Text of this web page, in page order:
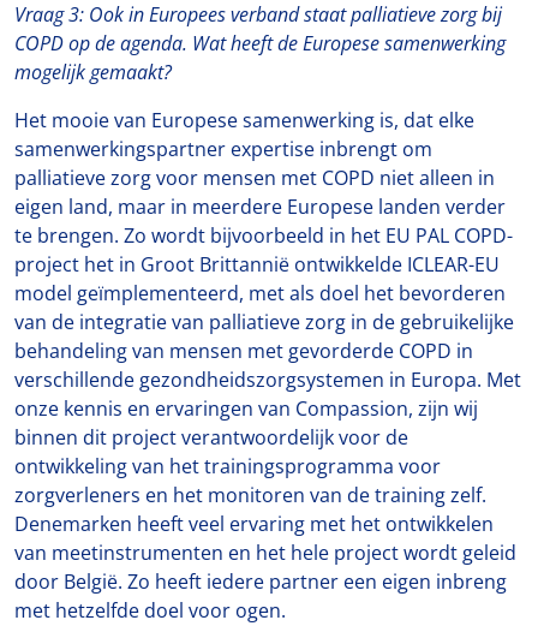
Vraag 3: Ook in Europees verband staat palliatieve zorg bij
COPD op de agenda. Wat heeft de Europese samenwerking
mogelijk gemaakt?
Het mooie van Europese samenwerking is, dat elke
samenwerkingspartner expertise inbrengt om
palliatieve zorg voor mensen met COPD niet alleen in
eigen land, maar in meerdere Europese landen verder
te brengen. Zo wordt bijvoorbeeld in het EU PAL COPD-
project het in Groot Brittannië ontwikkelde ICLEAR-EU
model geïmplementeerd, met als doel het bevorderen
van de integratie van palliatieve zorg in de gebruikelijke
behandeling van mensen met gevorderde COPD in
verschillende gezondheidszorgsystemen in Europa. Met
onze kennis en ervaringen van Compassion, zijn wij
binnen dit project verantwoordelijk voor de
ontwikkeling van het trainingsprogramma voor
zorgverleners en het monitoren van de training zelf.
Denemarken heeft veel ervaring met het ontwikkelen
van meetinstrumenten en het hele project wordt geleid
door België. Zo heeft iedere partner een eigen inbreng
met hetzelfde doel voor ogen.